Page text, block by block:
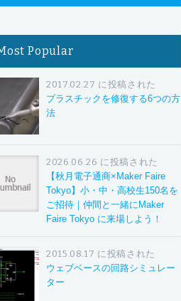
Popular
2017.02.27 に投稿された
プラスチックを修復する6つの方
法
2026.06.26 に投稿された
【秋月電子通商×Maker Faire
Tokyo】小・中・高校生150名を
ご招待｜仲間と一緒にMaker
Faire Tokyo に来場しよう！
2015.08.17 に投稿された
ウェブベースの回路シミュレー
ター